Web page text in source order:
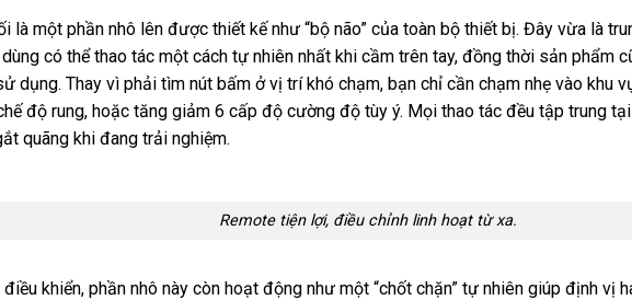
là một phần nhô lên được thiết kế như “bộ não” của toàn bộ thiết bị. Đây vừa là
có thể thao tác một cách tự nhiên nhất khi cầm trên tay, đồng thời sản phẩm
dụng. Thay vì phải tìm nút bấm ở vị trí khó chạm, bạn chỉ cần chạm nhẹ vào khu
độ rung, hoặc tăng giảm 6 cấp độ cường độ tùy ý. Mọi thao tác đều tập trung
quãng khi đang trải nghiệm.
Remote tiện lợi, điều chỉnh linh hoạt từ xa.
khiển, phần nhô này còn hoạt động như một “chốt chặn” tự nhiên giúp định vị